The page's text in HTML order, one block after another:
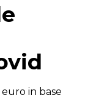
in base